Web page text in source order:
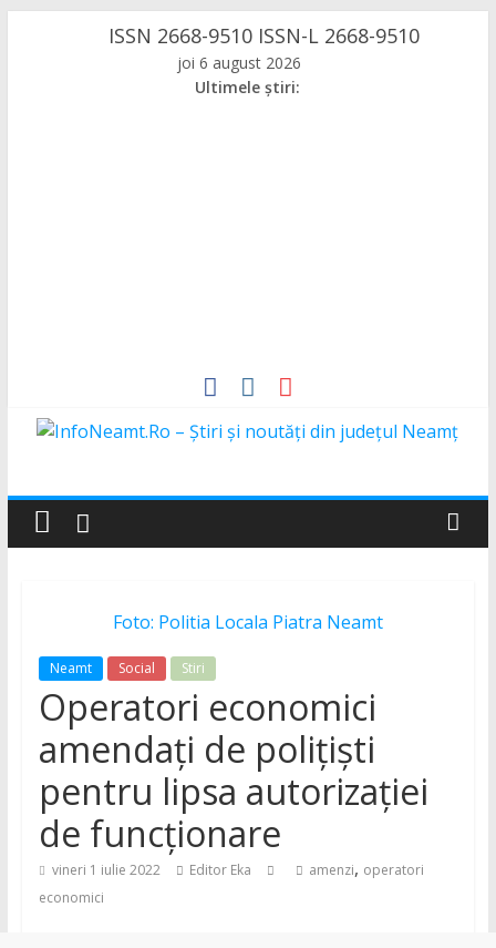
ISSN 2668-9510 ISSN-L 2668-9510
joi 6 august 2026
Ultimele știri:
InfoNeamt.Ro
–
Știri
și
noutăți
din
județul
Neamț
Foto: Politia Locala Piatra Neamt
Neamt Social Stiri
Operatori economici
amendați de polițiști
pentru lipsa autorizației
de funcționare
vineri 1 iulie 2022 Editor Eka amenzi, operatori
economici